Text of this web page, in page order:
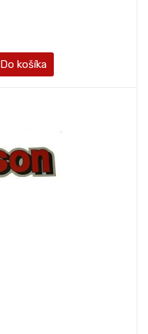
Do košíka